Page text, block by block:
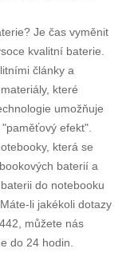
Je čas vyměnit
kvalitní baterie.
články a
které
umožňuje
efekt".
která se
baterií a
do notebooku
li jakékoli dotazy
, můžete nás
do 24 hodin.